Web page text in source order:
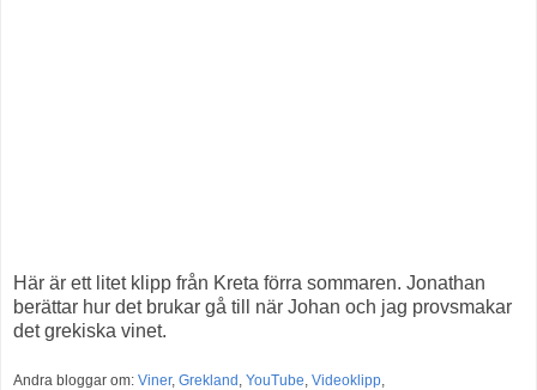
Här är ett litet klipp från Kreta förra sommaren. Jonathan
berättar hur det brukar gå till när Johan och jag provsmakar
det grekiska vinet.
Andra bloggar om: Viner, Grekland YouTube Videoklipp